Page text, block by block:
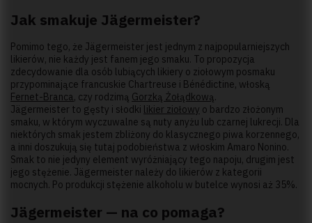
Jak smakuje Jägermeister?
Pomimo tego, że Jägermeister jest jednym z najpopularniejszych
likierów, nie każdy jest fanem jego smaku. To propozycja
zdecydowanie dla osób lubiących likiery o ziołowym posmaku
przypominające francuskie Chartreuse i Bénédictine, włoską
Fernet-Branca, czy rodzimą Gorzką Żołądkową.
Jägermeister to gęsty i słodki likier ziołowy o bardzo złożonym
smaku, w którym wyczuwalne są nuty anyżu lub czarnej lukrecji. Dla
niektórych smak jestem zbliżony do klasycznego piwa korzennego,
a inni doszukują się tutaj podobieństwa z włoskim Amaro Nonino.
Smak to nie jedyny element wyróżniający tego napoju, drugim jest
jego stężenie. Jägermeister należy do likierów z kategorii
mocnych. Po produkcji stężenie alkoholu w butelce wynosi aż 35%.
Jägermeister — na co pomaga?